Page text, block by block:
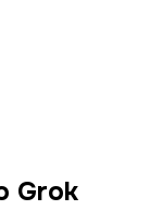
Grok